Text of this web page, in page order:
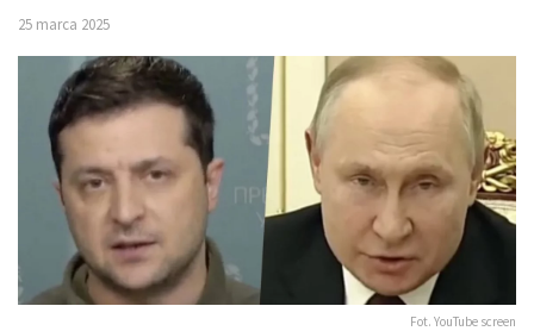
25 marca 2025
Fot. YouTube screen